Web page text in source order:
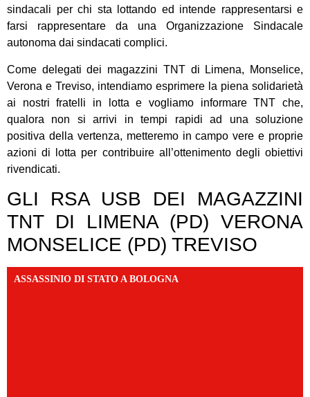
sindacali per chi sta lottando ed intende rappresentarsi e
farsi rappresentare da una Organizzazione Sindacale
autonoma dai sindacati complici.
Come delegati dei magazzini TNT di Limena, Monselice,
Verona e Treviso, intendiamo esprimere la piena solidarietà
ai nostri fratelli in lotta e vogliamo informare TNT che,
qualora non si arrivi in tempi rapidi ad una soluzione
positiva della vertenza, metteremo in campo vere e proprie
azioni di lotta per contribuire all’ottenimento degli obiettivi
rivendicati.
GLI RSA USB DEI MAGAZZINI
TNT DI
LIMENA (PD) VERONA
MONSELICE (PD) TREVISO
ASSASSINIO DI STATO A BOLOGNA